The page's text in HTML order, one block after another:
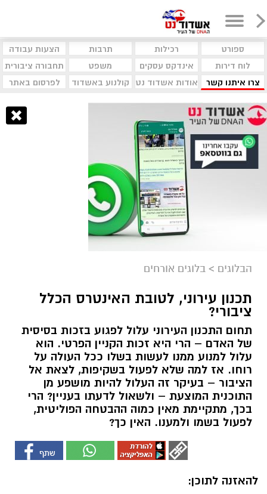
ספורט רכילות תרבות
הצעות עבודה
לוח דירות
אינדקס עסקים משפט
תחבורה ציבורית
צרו איתנו קשר
אודות אשדוד נט קולנוע באשדוד לפרסום באתר
הבלוגים > בלוגים אורחים
תכנון עירוני, לטובת האינטרס הכלל
ציבורי?
תחום התכנון העירוני עלול לפגוע בזכות בסיסית
של האדם – הרי היא זכות הקניין הפרטי. הוא
עלול למנוע ממנו לעשות בשלו ככל העולה על
רוחו. אז למה שלא לפעול בשקיפות, לצאת אל
הציבור – בעיקר זה העלול להיות מושפע מן
התוכנית המוצעת – ולשאול לדעתו בעניין? הרי
בכך, מתקיימת מאין כמוה ההבטחה הפוליטית,
לפעול בשמו ולמענו. האין כך?
להאזנה לתוכן: